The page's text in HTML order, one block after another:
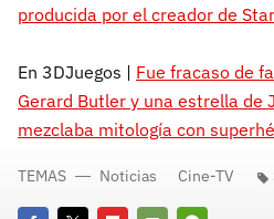
producida por el creador de
En 3DJuegos | Fue fracaso de
Gerard Butler y una estrella de
mezclaba mitología con
TEMAS Noticias Cine-TV